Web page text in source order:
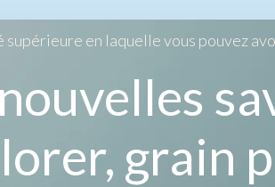
supérieure en laquelle vous pouvez
grain